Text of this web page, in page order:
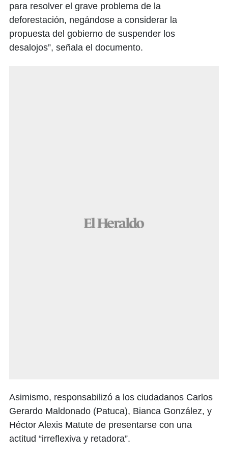
para resolver el grave problema de la
deforestación, negándose a considerar la
propuesta del gobierno de suspender los
desalojos”, señala el documento.
Asimismo, responsabilizó a los ciudadanos Carlos
Gerardo Maldonado (Patuca), Bianca González, y
Héctor Alexis Matute de presentarse con una
actitud “irreflexiva y retadora”.